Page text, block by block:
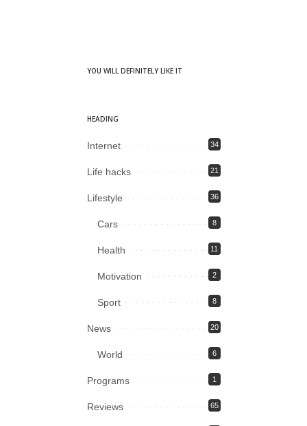
YOU WILL DEFINITELY LIKE IT
HEADING
Internet 34
Life hacks 21
Lifestyle 36
Cars 8
Health 11
Motivation 2
Sport 8
News 20
World 6
Programs 1
Reviews 65